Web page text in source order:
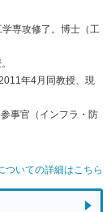
専攻修了。博士（工
年4月同教授、現
事官（インフラ・防
いての詳細はこちら